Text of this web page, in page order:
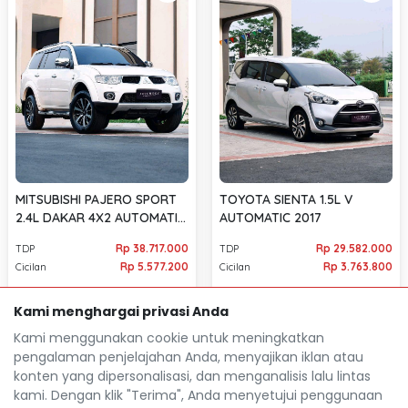
MITSUBISHI PAJERO SPORT
2.4L DAKAR 4X2 AUTOMATIC
TDP Rp 38.717.000
Cicilan
Rp 5.577.200
location_onTangerang Kab.
TOYOTA SIENTA 1.5L V
AUTOMATIC 2017
TDP Rp 29.582.000
Cicilan
Rp 3.763.800
location_on
Kami menghargai privasi Anda
Kami menggunakan cookie untuk meningkatkan
pengalaman penjelajahan Anda, menyajikan iklan atau
konten yang dipersonalisasi, dan menganalisis lalu lintas
kami. Dengan klik "Terima", Anda menyetujui penggunaan